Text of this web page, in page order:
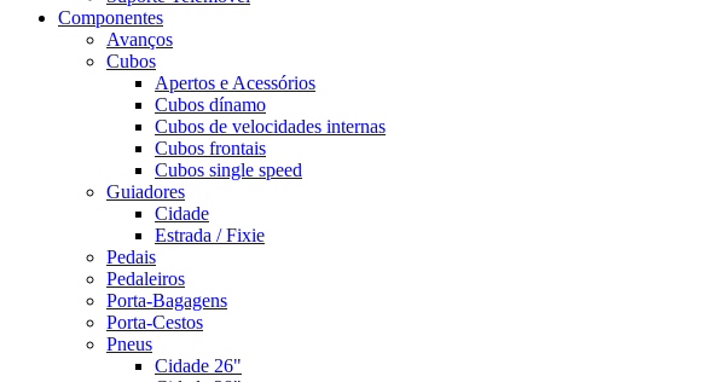
Componentes
Avanços
Cubos
Apertos e Acessórios
Cubos dínamo
Cubos de velocidades internas
Cubos frontais
Cubos single speed
Guiadores
Cidade
Estrada / Fixie
Pedais
Pedaleiros
Porta-Bagagens
Porta-Cestos
Pneus
Cidade 26"